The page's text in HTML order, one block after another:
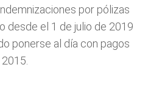
por pólizas
desde el 1 de julio de 2019
ponerse al día con pagos